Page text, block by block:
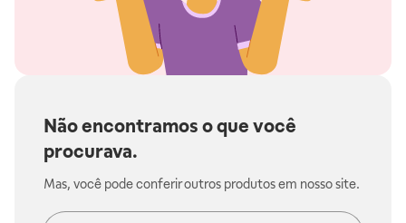
Não encontramos o que você
procurava.
Mas, você pode conferir outros produtos em nosso site.